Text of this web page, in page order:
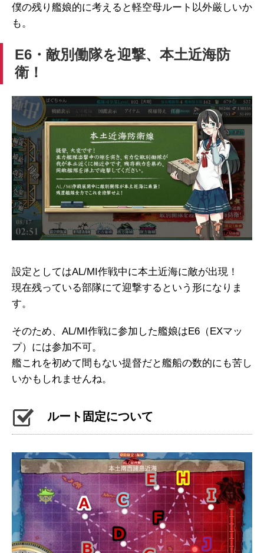
僕の残り艦娘的に考えると軽空母ルート以外厳しいか
も。
E6・敵別働隊を迎撃、本土近海防
衛！
設定としてはAL/MI作戦中に本土近海に敵が出現！
現在残っている部隊にて迎撃するという形になりま
す。
そのため、AL/MI作戦に参加した艦娘はE6（EXマッ
プ）には参加不可。
艦これを初めて間もない提督だと艦船の数的にも苦し
いかもしれませんね。
ルート固定について